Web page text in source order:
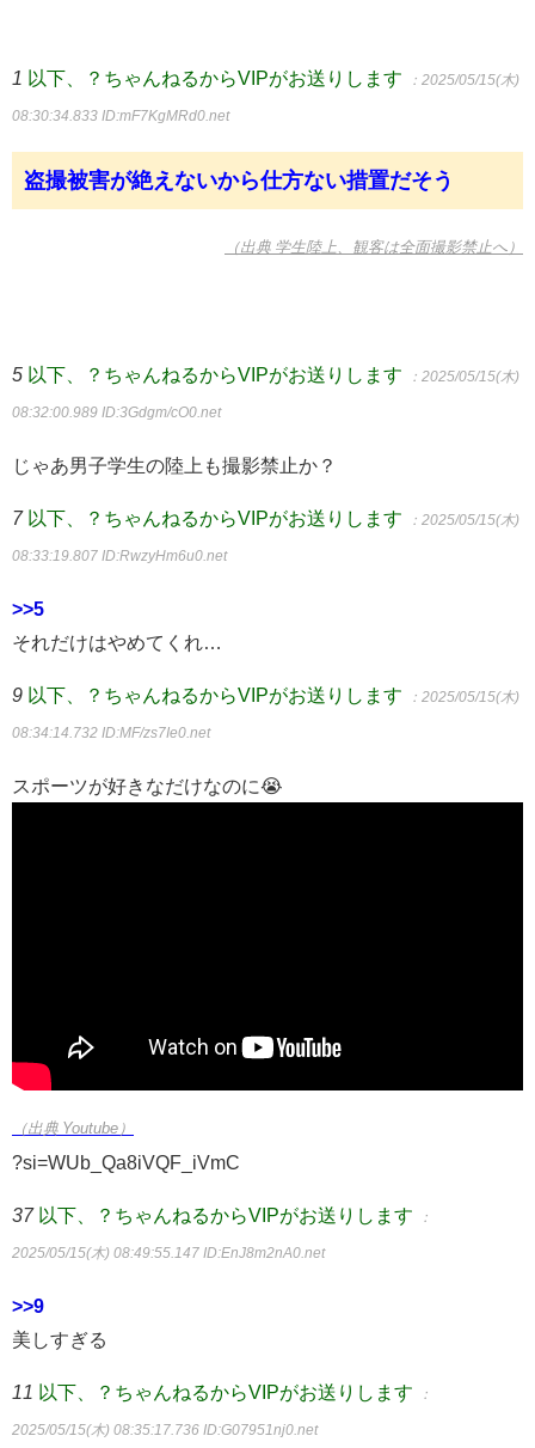
1 以下、？ちゃんねるからVIPがお送りします ：2025/05/15(木)
08:30:34.833 ID:mF7KgMRd0.net
盗撮被害が絶えないから仕方ない措置だそう
（出典 学生陸上、観客は全面撮影禁止へ）
5 以下、？ちゃんねるからVIPがお送りします ：2025/05/15(木)
08:32:00.989 ID:3Gdgm/cO0.net
じゃあ男子学生の陸上も撮影禁止か？
7 以下、？ちゃんねるからVIPがお送りします ：2025/05/15(木)
08:33:19.807 ID:RwzyHm6u0.net
>>5
それだけはやめてくれ…
9 以下、？ちゃんねるからVIPがお送りします ：2025/05/15(木)
08:34:14.732 ID:MF/zs7Ie0.net
スポーツが好きなだけなのに😭
（出典 Youtube）
?si=WUb_Qa8iVQF_iVmC
37 以下、？ちゃんねるからVIPがお送りします ：
2025/05/15(木) 08:49:55.147 ID:EnJ8m2nA0.net
>>9
美しすぎる
11 以下、？ちゃんねるからVIPがお送りします ：
2025/05/15(木) 08:35:17.736 ID:G07951nj0.net